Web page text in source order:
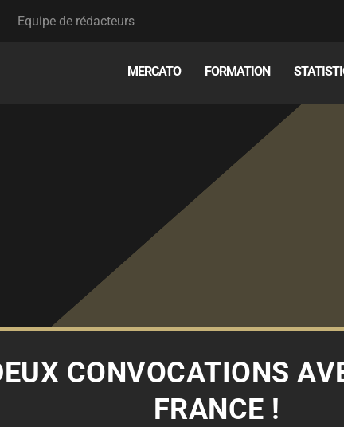
Equipe de rédacteurs
MERCATO FORMATION
CONVOCATIONS
FRANCE !